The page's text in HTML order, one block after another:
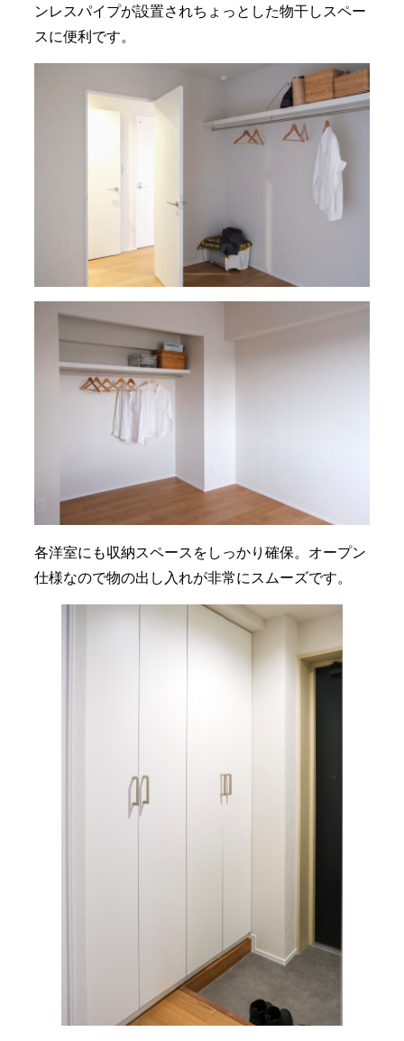
ンレスパイプが設置されちょっとした物干しスペー
スに便利です。
各洋室にも収納スペースをしっかり確保。オープン
仕様なので物の出し入れが非常にスムーズです。